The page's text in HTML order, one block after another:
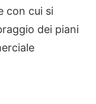
con cui si
dei piani